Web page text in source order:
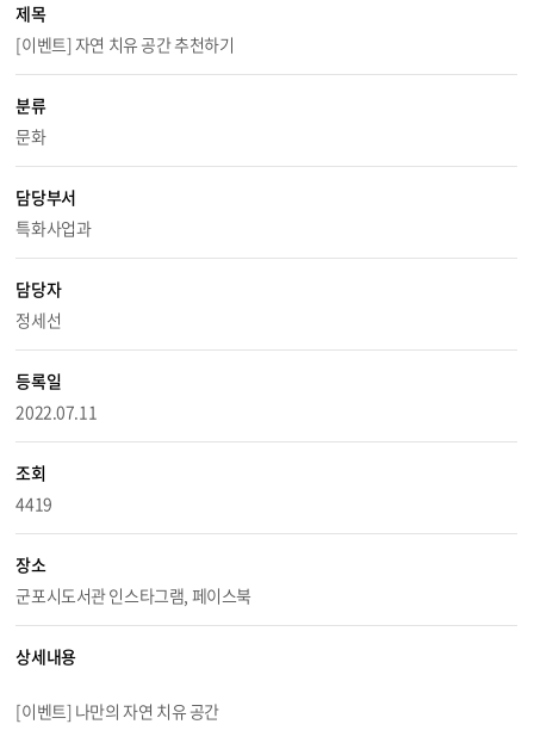
제목
[이벤트] 자연 치유 공간 추천하기
분류
문화
담당부서
특화사업과
담당자
정세선
등록일
2022.07.11
조회
4419
장소
군포시도서관 인스타그램, 페이스북
상세내용
[이벤트] 나만의 자연 치유 공간